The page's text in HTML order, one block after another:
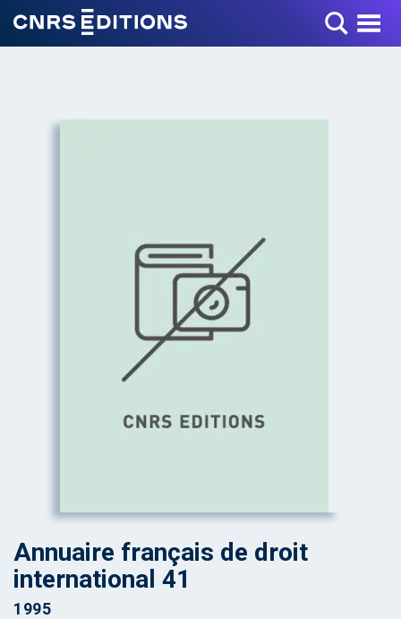
Toggle Menu
Annuaire français de droit
international 41
1995